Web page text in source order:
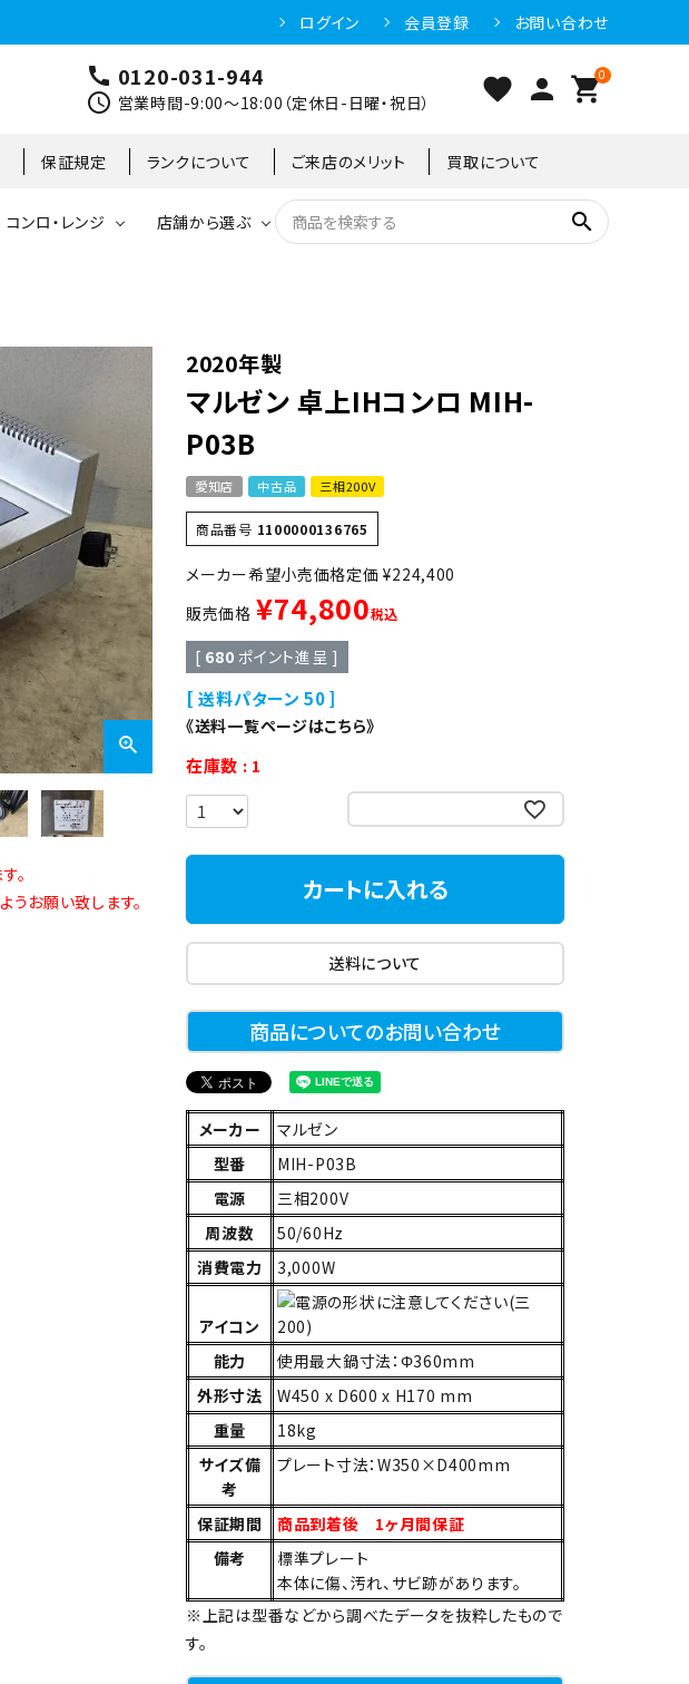
ログイン 会員登録 お問い合わせ
call 0120-031-944
schedule 営業時間-9:00～18:00（定休日-日曜・祝日） favorite person 0
shopping_cart
保証規定 ランクについて ご来店のメリット 買取について
冷凍ストッカー
フライヤー ゆで麺機
その他熱機器 製菓・製パン機器
板金物・シンク・調理台
95kg
ビッグアイス・その他異形
コンロ・レンジ 店舗から選ぶ search
。
お願い致します。
2020年製
マルゼン 卓上IHコンロ MIH-
P03B
愛知店 中古品 三相200V
商品番号 1100000136765
定価 ¥224,400
販売価格 ¥74,800税込
[ 680 ポイント進呈 ]
送料パターン 50
《送料一覧ページはこちら》
在庫数
1
カートに入れる
送料について
商品についてのお問い合わせ
メーカー
マルゼン
型番
MIH-P03B
電源
三相200V
周波数
50/60Hz
消費電力
3,000W
アイコン
能力
使用最大鍋寸法：Φ360mm
外形寸法
W450 x D600 x H170 mm
重量
18kg
サイズ備
考
プレート寸法：W350×D400mm
保証期間
商品到着後 1ヶ月間保証
備考
標準プレート
本体に傷、汚れ、サビ跡があります。
※上記は型番などから調べたデータを抜粋したもので
す。